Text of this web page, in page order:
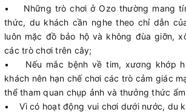
• Những trò chơi ở Ozo thường mang
thức, du khách cần nghe theo chỉ dẫn
luôn mặc đồ bảo hộ và không đùa giỡn,
các trò chơi trên cây;
• Nếu mắc bệnh về tim, xương khớp
khách nên hạn chế chơi các trò cảm giác
thể tham quan chụp ảnh và thưởng thức
• Vì có hoạt động vui chơi dưới nước, du